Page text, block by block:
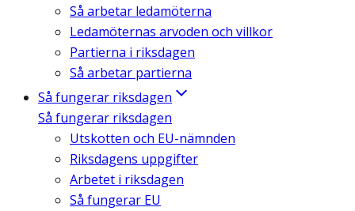
Så arbetar ledamöterna
Ledamöternas arvoden och villkor
Partierna i riksdagen
Så arbetar partierna
Så fungerar riksdagen
Så fungerar riksdagen
Utskotten och EU-nämnden
Riksdagens uppgifter
Arbetet i riksdagen
Så fungerar EU